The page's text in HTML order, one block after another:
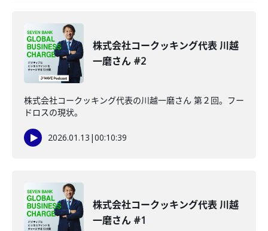
株式会社コークッキング代表 川越
一磨さん #2
株式会社コークッキング代表の川越一磨さん 第２回。フー
ドロスの現状。
2026.01.13 |00:10:39
株式会社コークッキング代表 川越
一磨さん #1